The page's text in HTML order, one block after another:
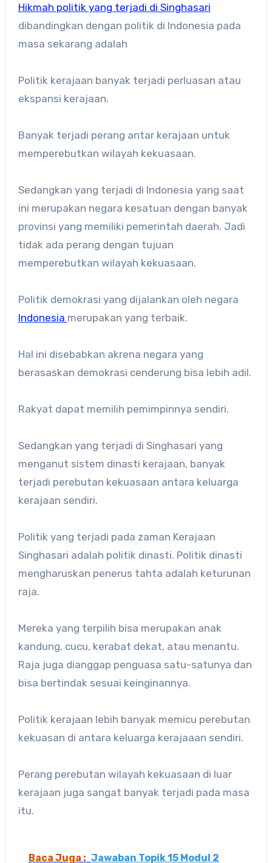
Hikmah politik yang terjadi di Singhasari
dibandingkan dengan politik di Indonesia pada
masa sekarang adalah
Politik kerajaan banyak terjadi perluasan atau
ekspansi kerajaan.
Banyak terjadi perang antar kerajaan untuk
memperebutkan wilayah kekuasaan.
Sedangkan yang terjadi di Indonesia yang saat
ini merupakan negara kesatuan dengan banyak
provinsi yang memiliki pemerintah daerah. Jadi
tidak ada perang dengan tujuan
memperebutkan wilayah kekuasaan.
Politik demokrasi yang dijalankan oleh negara
Indonesia merupakan yang terbaik.
Hal ini disebabkan akrena negara yang
berasaskan demokrasi cenderung bisa lebih adil.
Rakyat dapat memilih pemimpinnya sendiri.
Sedangkan yang terjadi di Singhasari yang
menganut sistem dinasti kerajaan, banyak
terjadi perebutan kekuasaan antara keluarga
kerajaan sendiri.
Politik yang terjadi pada zaman Kerajaan
Singhasari adalah politik dinasti. Politik dinasti
mengharuskan penerus tahta adalah keturunan
raja.
Mereka yang terpilih bisa merupakan anak
kandung, cucu, kerabat dekat, atau menantu.
Raja juga dianggap penguasa satu-satunya dan
bisa bertindak sesuai keinginannya.
Politik kerajaan lebih banyak memicu perebutan
kekuasan di antara keluarga kerajaaan sendiri.
Perang perebutan wilayah kekuasaan di luar
kerajaan juga sangat banyak terjadi pada masa
itu.
Baca Juga : Jawaban Topik 15 Modul 2